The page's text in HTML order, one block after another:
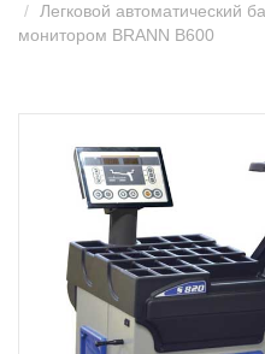
Легковой автоматический
монитором BRANN B600